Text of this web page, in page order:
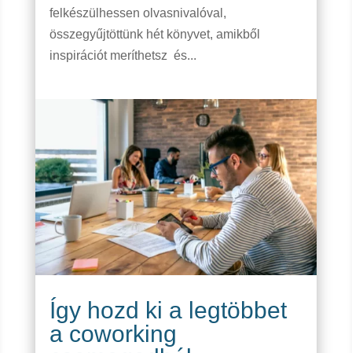
felkészülhessen olvasnivalóval,
összegyűjtöttünk hét könyvet, amikből
inspirációt meríthetsz és...
Így hozd ki a legtöbbet
a coworking